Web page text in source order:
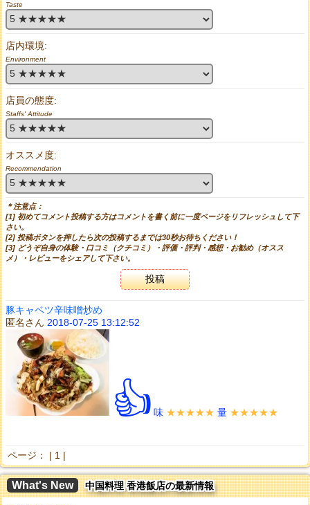
Taste
店内環境:
Environment
店員の態度:
Staffs' Attitude
オススメ度:
Recommendation
＊注意点：
[1] 初めてコメント投稿する方はコメントを書く前に一度ページをリフレッシュして下
さい。
[2] 投稿ボタンを押したら次の投稿するまでは30秒お待ちください！
[3] どうぞ自身の体験・口コミ（クチコミ）・評価・評判・感想・お勧め（オスス
メ）・レビューをシェアして下さい。
投稿
豚キャベツ辛味噌炒め
匿名さん 2018-07-25 13:12:52
👍 味 ★★★★★ 量 ★★★★★
ページ： | 1 |
What's New 中国料理 香港飯店の最新情報